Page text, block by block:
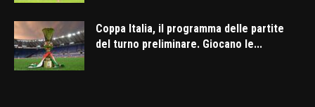
Coppa Italia, il programma delle partite
del turno preliminare. Giocano le...